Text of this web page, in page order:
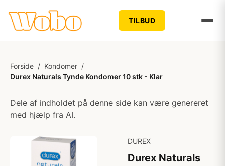
TILBUD
Forside / Kondomer /
Durex Naturals Tynde Kondomer 10 stk - Klar
Dele af indholdet på denne side kan være genereret
med hjælp fra AI.
DUREX
Durex Naturals